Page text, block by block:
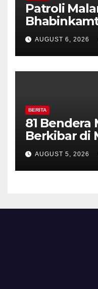
Patroli
Pilar
Perkuat
Diajak
AUGUST 6, 2026
BERITA
81 Bendera
Berkibar di
Timpik
HUT ke-81
AUGUST 5, 2026